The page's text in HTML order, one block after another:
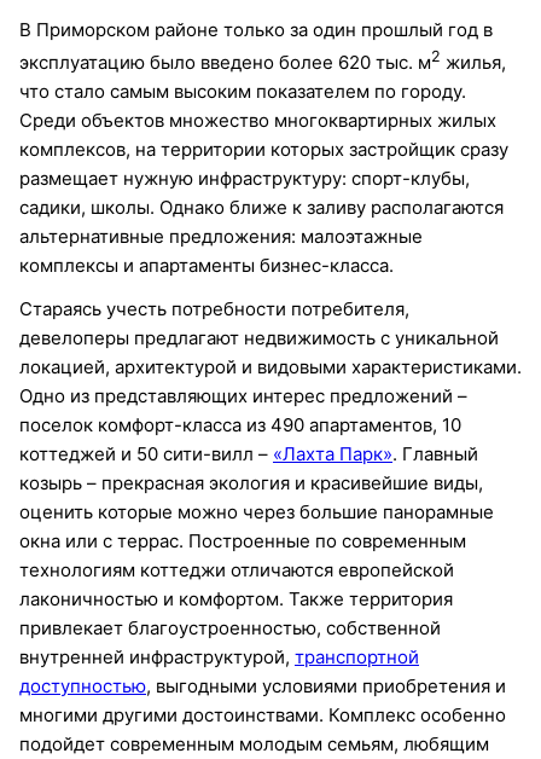
В Приморском районе только за один прошлый год в
эксплуатацию было введено более 620 тыс. м2 жилья,
что стало самым высоким показателем по городу.
Среди объектов множество многоквартирных жилых
комплексов, на территории которых застройщик сразу
размещает нужную инфраструктуру: спорт-клубы,
садики, школы. Однако ближе к заливу располагаются
альтернативные предложения: малоэтажные
комплексы и апартаменты бизнес-класса.
Стараясь учесть потребности потребителя,
девелоперы предлагают недвижимость с уникальной
локацией, архитектурой и видовыми характеристиками.
Одно из представляющих интерес предложений –
поселок комфорт-класса из 490 апартаментов, 10
коттеджей и 50 сити-вилл – «Лахта Парк». Главный
козырь – прекрасная экология и красивейшие виды,
оценить которые можно через большие панорамные
окна или с террас. Построенные по современным
технологиям коттеджи отличаются европейской
лаконичностью и комфортом. Также территория
привлекает благоустроенностью, собственной
внутренней инфраструктурой, транспортной
доступностью, выгодными условиями приобретения и
многими другими достоинствами. Комплекс особенно
подойдет современным молодым семьям, любящим